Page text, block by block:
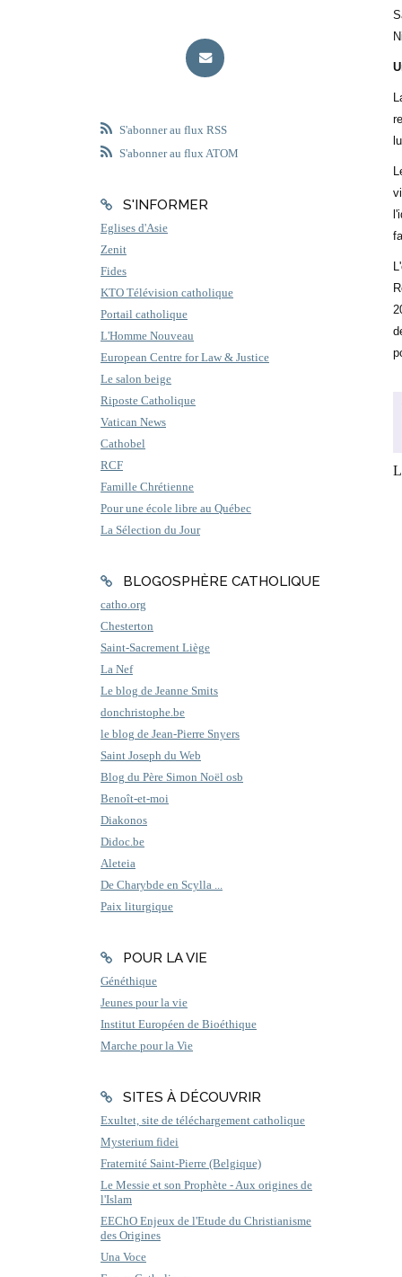
S'abonner au flux RSS
S'abonner au flux ATOM
S'INFORMER
Eglises d'Asie
Zenit
Fides
KTO Télévision catholique
Portail catholique
L'Homme Nouveau
European Centre for Law & Justice
Le salon beige
Riposte Catholique
Vatican News
Cathobel
RCF
Famille Chrétienne
Pour une école libre au Québec
La Sélection du Jour
BLOGOSPHÈRE CATHOLIQUE
catho.org
Chesterton
Saint-Sacrement Liège
La Nef
Le blog de Jeanne Smits
donchristophe.be
le blog de Jean-Pierre Snyers
Saint Joseph du Web
Blog du Père Simon Noël osb
Benoît-et-moi
Diakonos
Didoc.be
Aleteia
De Charybde en Scylla ...
Paix liturgique
POUR LA VIE
Généthique
Jeunes pour la vie
Institut Européen de Bioéthique
Marche pour la Vie
SITES À DÉCOUVRIR
Exultet, site de téléchargement catholique
Mysterium fidei
Fraternité Saint-Pierre (Belgique)
Le Messie et son Prophète - Aux origines de
l'Islam
EEChO Enjeux de l'Etude du Christianisme
des Origines
Una Voce